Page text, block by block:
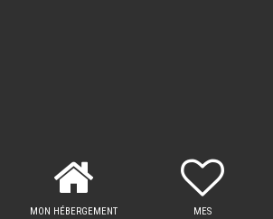
MON HÉBERGEMENT
MES